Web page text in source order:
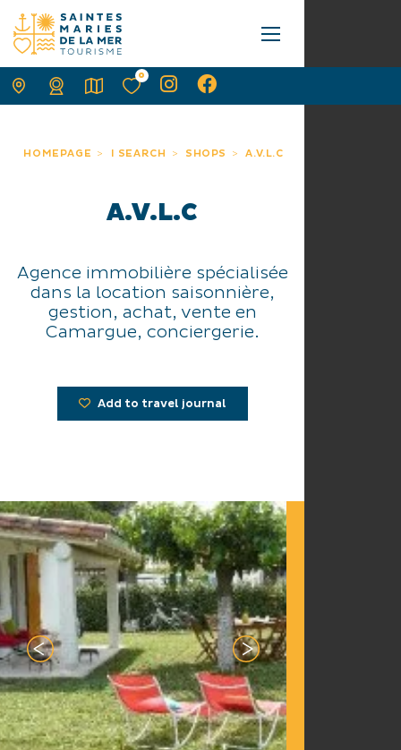
HOMEPAGE I SEARCH SHOPS A.V.L.C
A.V.L.C
Agence immobilière spécialisée
dans la location saisonnière,
gestion, achat, vente en
Camargue, conciergerie.
Add to travel journal
0